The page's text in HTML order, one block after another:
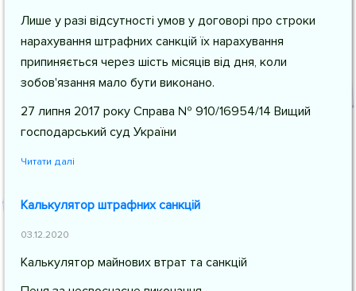
Лише у разі відсутності умов у договорі про строки
нарахування штрафних санкцій їх нарахування
припиняється через шість місяців від дня, коли
зобов'язання мало бути виконано.
27 липня 2017 року Справа № 910/16954/14 Вищий
господарський суд України
Читати далі
Калькулятор штрафних санкцій
03.12.2020
Калькулятор майнових втрат та санкцій